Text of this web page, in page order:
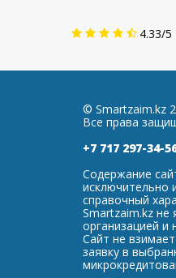
4.33/5
© Smartzaim.kz
Все права
+7 717 297-34-
Содержание
исключительно
справочный
Smartzaim.kz не
организацией и
Сайт не
заявку в